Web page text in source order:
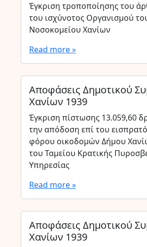
Έγκριση τροποποίησης του
του ισχύνοτος Οργανισμού
Νοσοκομείου Χανίων
Read more »
Αποφάσεις Δημοτικού
Χανίων 1939
Έγκριση πίστωσης 13.059,60
την απόδοση επί του
φόρου οικοδομών Δήμου
του Ταμείου Κρατικής
Υπηρεσίας
Read more »
Αποφάσεις Δημοτικού
Χανίων 1939